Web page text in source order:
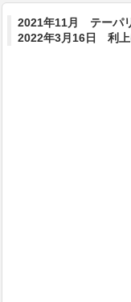
2021年11月 テーパ
2022年3月16日 利上